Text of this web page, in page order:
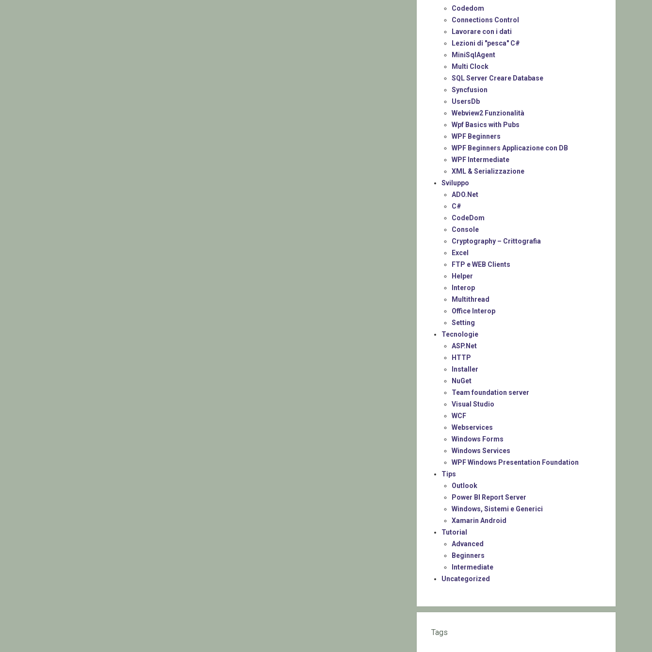
Codedom
Connections Control
Lavorare con i dati
Lezioni di "pesca" C#
MiniSqlAgent
Multi Clock
SQL Server Creare Database
Syncfusion
UsersDb
Webview2 Funzionalità
Wpf Basics with Pubs
WPF Beginners
WPF Beginners Applicazione con DB
WPF Intermediate
XML & Serializzazione
Sviluppo
ADO.Net
C#
CodeDom
Console
Cryptography – Crittografia
Excel
FTP e WEB Clients
Helper
Interop
Multithread
Office Interop
Setting
Tecnologie
ASP.Net
HTTP
Installer
NuGet
Team foundation server
Visual Studio
WCF
Webservices
Windows Forms
Windows Services
WPF Windows Presentation Foundation
Tips
Outlook
Power BI Report Server
Windows, Sistemi e Generici
Xamarin Android
Tutorial
Advanced
Beginners
Intermediate
Uncategorized
Tags